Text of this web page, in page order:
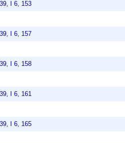
I 6, 153
I 6, 157
I 6, 158
I 6, 161
I 6, 165